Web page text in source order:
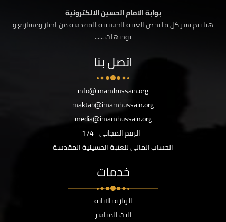
بوابة الامام الحسين الالكترونية
هنا يتم نشر كل ما يخص العتبة الحسينية المقدسة من اخبار ومشاريع و
توجيهات ......
اتصل بنا
info@imamhussain.org
maktab@imamhussain.org
media@imamhussain.org
الرقم المجاني 174
الحساب المالي للعتبة الحسينية المقدسة
خدمات
الزيارة بالانابة
البث المباشر